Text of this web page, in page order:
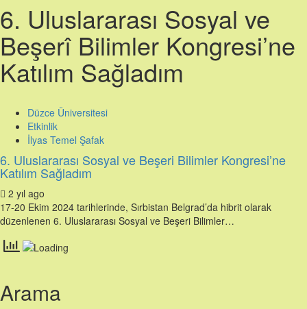
6. Uluslararası Sosyal ve
Beşerî Bilimler Kongresi’ne
Katılım Sağladım
Düzce Üniversitesi
Etkinlik
İlyas Temel Şafak
6. Uluslararası Sosyal ve Beşeri Bilimler Kongresi’ne
Katılım Sağladım
2 yıl ago
17-20 Ekim 2024 tarihlerinde, Sırbistan Belgrad’da hibrit olarak
düzenlenen 6. Uluslararası Sosyal ve Beşeri Bilimler…
Arama